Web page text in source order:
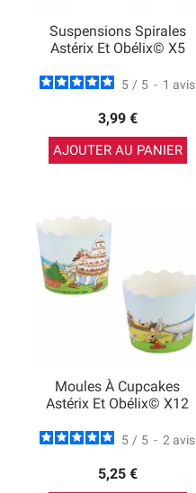
Suspensions Spirales
Astérix Et Obélix© X5
5 / 5 - 1 avis
3,99 €
AJOUTER AU PANIER
Moules À Cupcakes
Astérix Et Obélix© X12
5 / 5 - 2 avis
5,25 €